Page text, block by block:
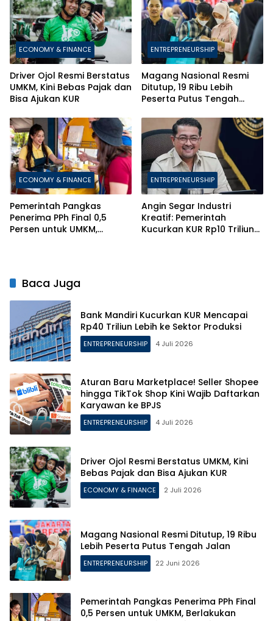
ECONOMY & FINANCE
Driver Ojol Resmi Berstatus
UMKM, Kini Bebas Pajak dan
Bisa Ajukan KUR
ENTREPRENEURSHIP
Magang Nasional Resmi
Ditutup, 19 Ribu Lebih
Peserta Putus Tengah
ECONOMY & FINANCE
Pemerintah Pangkas
Penerima PPh Final 0,5
Persen untuk UMKM,
ENTREPRENEURSHIP
Angin Segar Industri
Kreatif: Pemerintah
Kucurkan KUR Rp10 Triliun
Baca Juga
Bank Mandiri Kucurkan KUR Mencapai
Rp40 Triliun Lebih ke Sektor Produksi
ENTREPRENEURSHIP 4 Juli 2026
Aturan Baru Marketplace! Seller Shopee
hingga TikTok Shop Kini Wajib Daftarkan
Karyawan ke BPJS
ENTREPRENEURSHIP 4 Juli 2026
Driver Ojol Resmi Berstatus UMKM, Kini
Bebas Pajak dan Bisa Ajukan KUR
ECONOMY & FINANCE 2 Juli 2026
Magang Nasional Resmi Ditutup, 19 Ribu
Lebih Peserta Putus Tengah Jalan
ENTREPRENEURSHIP 22 Juni 2026
Pemerintah Pangkas Penerima PPh Final
0,5 Persen untuk UMKM, Berlakukan